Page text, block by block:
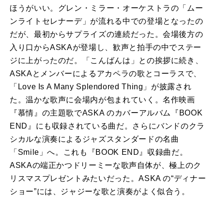
ほうがいい。グレン・ミラー・オーケストラの「ムー
ンライトセレナーデ」が流れる中での登場となったの
だが、最初からサプライズの連続だった。会場後⽅の
⼊り⼝からASKAが登場し、歓声と拍⼿の中でステー
ジに上がったのだ。「こんばんは」との挨拶に続き、
ASKAとメンバーによるアカペラの歌とコーラスで、
「Love Is A Many Splendored Thing」が披露され
た。温かな歌声に会場内が包まれていく。名作映画
『慕情』の主題歌でASKA のカバーアルバム『BOOK
END』にも収録されている曲だ。さらにバンドのクラ
シカルな演奏によるジャズスタンダードの名曲
「Smile」へ。これも『BOOK END』収録曲だ。
ASKAの端正かつドリーミーな歌声⾃体が、極上のク
リスマスプレゼントみたいだった。ASKA の“ディナー
ショー”には、ジャジーな歌と演奏がよく似合う。